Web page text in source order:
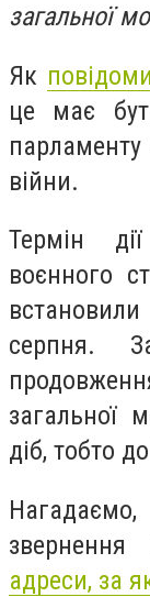
загальної
Як
це має
війни.
Термін
воєнного
серпня.
загальної
діб, тобто
адреси, за